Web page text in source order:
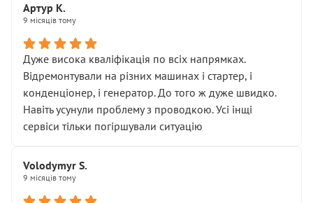
Артур К.
9 місяців тому
Дуже висока кваліфікація по всіх напрямках.
Відремонтували на різних машинах і стартер, і
конденціонер, і генератор. До того ж дуже швидко.
Навіть усунули проблему з проводкою. Усі інщі
сервіси тільки погіршували ситуацію
Volodymyr S.
9 місяців тому